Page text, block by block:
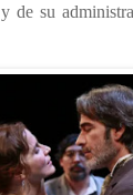
de su